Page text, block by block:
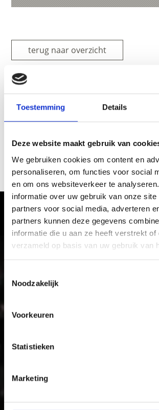
Toestemming Details
Deze website maakt gebruik van
We gebruiken cookies om content en
personaliseren, om functies voor social
en om ons websiteverkeer te
informatie over uw gebruik van onze site
partners voor social media, adverteren
partners kunnen deze gegevens
informatie die u aan ze heeft verstrekt of
verzameld op basis van uw gebruik van
Noodzakelijk
Voorkeuren
Statistieken
Marketing
terug naar overzicht
WAS DE INHOUD NUTTIG
No
WEITERE KIRCHEN &
VINSCHGAU TONEN OP KAART
Ervaar de cultuur en
Vinschgau
Vinschgau vallei vakantiegebied
tijdens hun vakantie plezier en